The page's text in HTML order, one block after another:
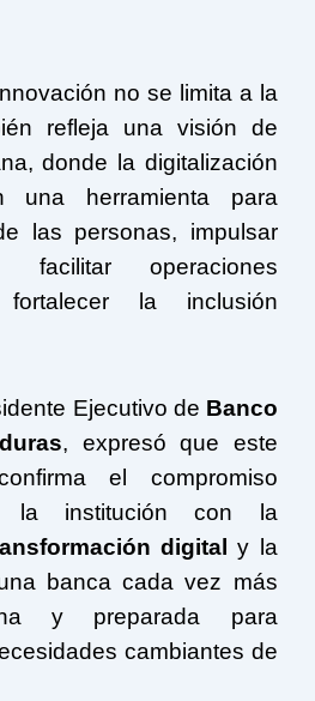
no se limita a la
refleja una visión de
donde la digitalización
una herramienta para
las personas, impulsar
facilitar operaciones
la inclusión
Ejecutivo de Banco
, expresó que este
el compromiso
la institución con la
digital
y la
banca cada vez más
y preparada para
cambiantes de